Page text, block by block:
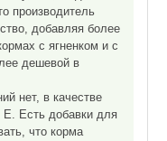
производитель
добавляя более
с ягненком и с
дешевой в
нет, в качестве
Е. Есть добавки для
что корма